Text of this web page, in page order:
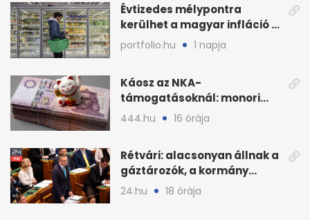
Évtizedes mélypontra
kerülhet a magyar infláció a
KSH új adata szerint
portfolio.hu 1 napja
Káosz az NKA-
támogatásoknál: monori
civilek elszámolásai és
444.hu 16 órája
Rétvári: alacsonyan állnak a
gáztározók, a kormány
válságról válságra jut
24.hu 18 órája